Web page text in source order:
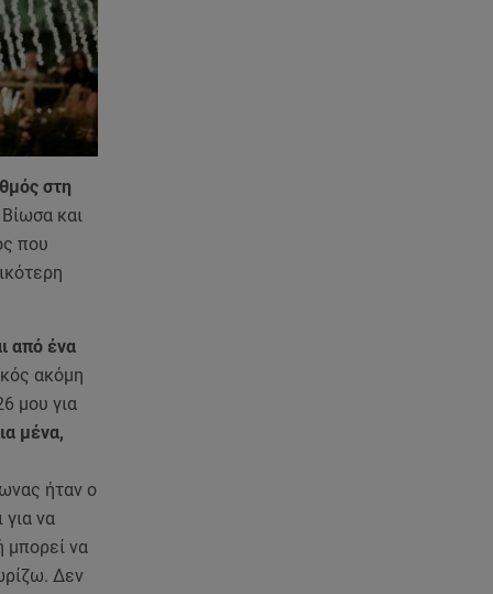
στη
και
που
από ένα
ακόμη
μου για
μένα,
ήταν ο
να
μπορεί να
Δεν